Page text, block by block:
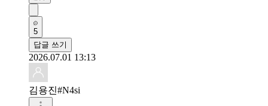
5
답글 쓰기
2026.07.01 13:13
김용진#N4si